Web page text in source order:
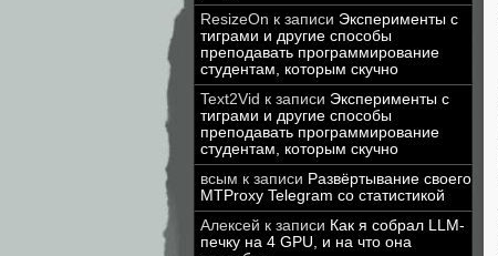
ResizeOn к записи Эксперименты с
тиграми и другие способы
преподавать программирование
студентам, которым скучно
Text2Vid к записи Эксперименты с
тиграми и другие способы
преподавать программирование
студентам, которым скучно
всым к записи Развёртывание своего
MTProxy Telegram со статистикой
Алексей к записи Как я собрал LLM-
печку на 4 GPU, и на что она